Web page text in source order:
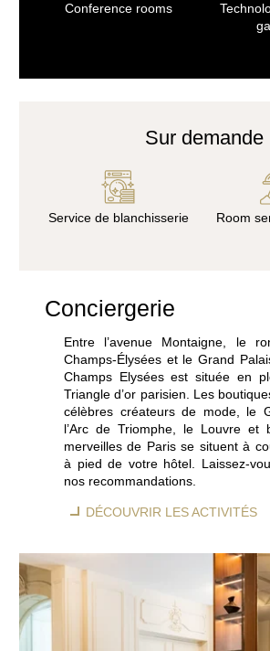
Conference rooms
Sur demande
Service de blanchisserie Room
Conciergerie
Entre l’avenue Montaigne, le
Champs-Élysées et le Grand
Champs Elysées est située en
Triangle d’or parisien. Les
célèbres créateurs de mode, le
l’Arc de Triomphe, le Louvre et
merveilles de Paris se situent à
à pied de votre hôtel. Laissez-
nos recommandations.
DÉCOUVRIR LES ACTIVITÉS
ESPACE BIEN-ÊTRE
SERVICES &
ENGAGEMENTS